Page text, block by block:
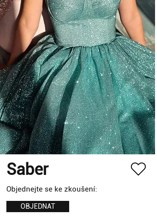
Saber
Objednejte se ke zkoušení:
OBJEDNAT